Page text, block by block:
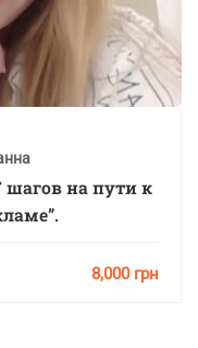
8,000 грн